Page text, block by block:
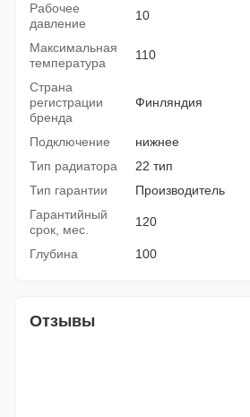
Рабочее
давление
10
Максимальная
температура
110
Страна
регистрации
бренда
Финляндия
Подключение
нижнее
Тип радиатора
22 тип
Тип гарантии
Производитель
Гарантийный
срок, мес.
120
Глубина 100
Отзывы